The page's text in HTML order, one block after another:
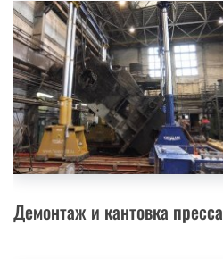
Демонтаж и кантовка пресса